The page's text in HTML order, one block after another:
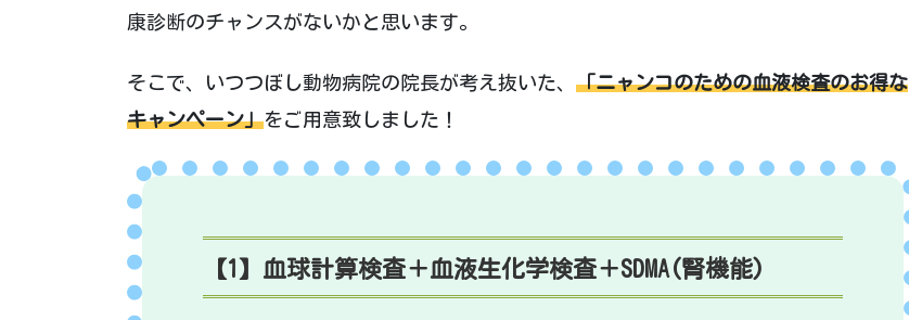
康診断のチャンスがないかと思います。
そこで、いつつぼし動物病院の院長が考え抜いた、 「ニャンコのための血液検査のお得な
キャンペーン」をご用意致しました！
【1】血球計算検査＋血液生化学検査＋SDMA(腎機能)